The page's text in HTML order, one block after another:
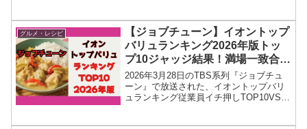
とに、コンビニ、スーパーなどで買える
11種類の...
グルメ・レシピ
【ジョブチューン】イオントップ
バリュランキング2026年版トッ
プ10ジャッジ結果！満場一致合格
は？3月28日
2026年3月28日のTBS系列『ジョブチュ
ーン』で放送された、イオントップバリ
ュランキング従業員イチ押しTOP10VS超